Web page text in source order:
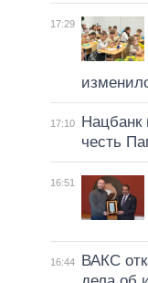
17:29
17:10
Нацбанк
честь
16:51
16:44
ВАКС